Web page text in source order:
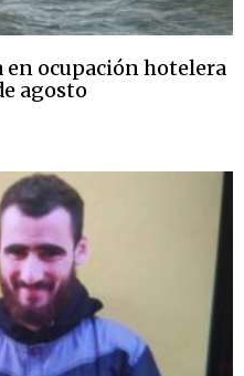
en ocupación hotelera
agosto